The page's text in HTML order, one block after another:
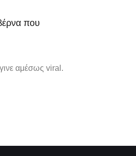
που
αμέσως viral.